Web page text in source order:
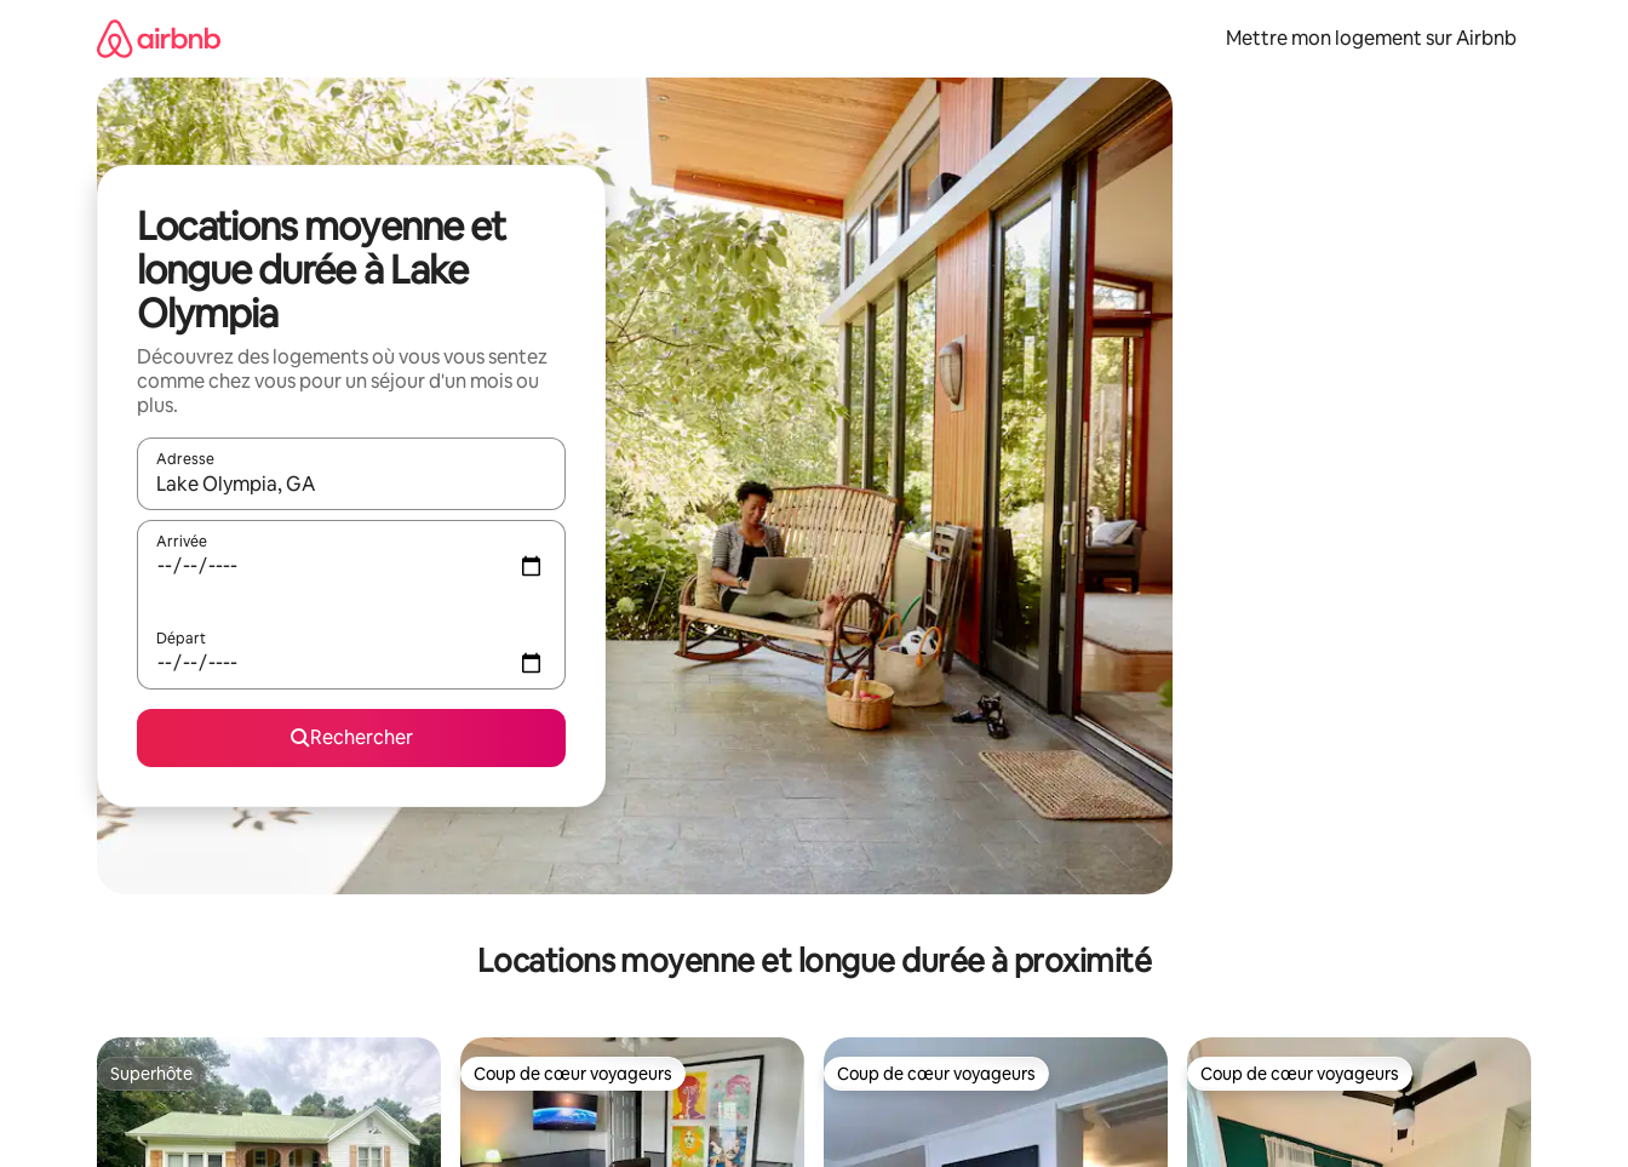
Mettre mon logement sur Airbnb
Locations moyenne et
longue durée à Lake
Olympia
Découvrez des logements où vous vous sentez
comme chez vous pour un séjour d'un mois ou
plus.
Adresse
Lorsque les résultats s'affichent, utilisez les flèches vers le haut et vers le bas pour les parcourir ou en appuyant et en faisant glisser.
Arrivée
Départ
Rechercher
Locations moyenne et longue durée à proximité
Superhôte
Superhôte Coup de cœur voyageurs
Coup de cœur voyageurs Coup de cœur voyageurs
Coup de cœur voyageurs Coup de cœur voyageurs
Coup de cœur voyageurs